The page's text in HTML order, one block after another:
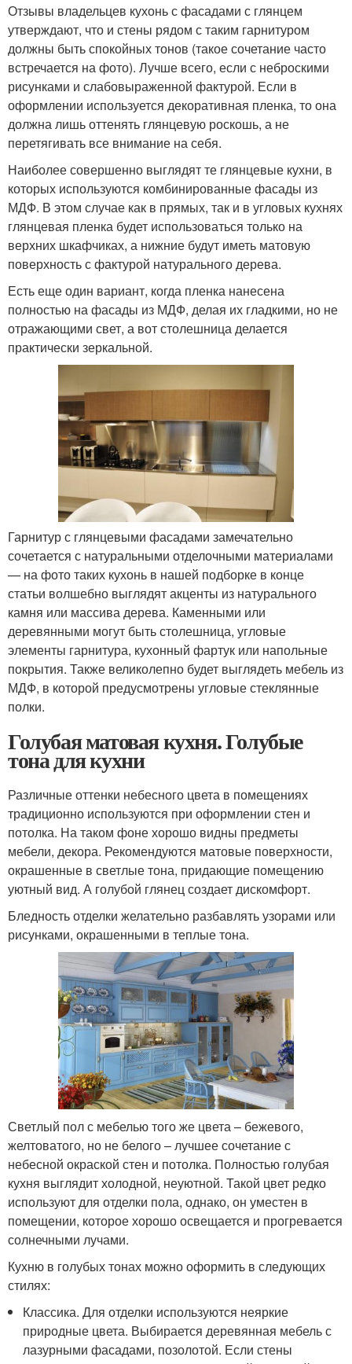
Отзывы владельцев кухонь с фасадами с глянцем
утверждают, что и стены рядом с таким гарнитуром
должны быть спокойных тонов (такое сочетание часто
встречается на фото). Лучше всего, если с неброскими
рисунками и слабовыраженной фактурой. Если в
оформлении используется декоративная пленка, то она
должна лишь оттенять глянцевую роскошь, а не
перетягивать все внимание на себя.
Наиболее совершенно выглядят те глянцевые кухни, в
которых используются комбинированные фасады из
МДФ. В этом случае как в прямых, так и в угловых кухнях
глянцевая пленка будет использоваться только на
верхних шкафчиках, а нижние будут иметь матовую
поверхность с фактурой натурального дерева.
Есть еще один вариант, когда пленка нанесена
полностью на фасады из МДФ, делая их гладкими, но не
отражающими свет, а вот столешница делается
практически зеркальной.
Гарнитур с глянцевыми фасадами замечательно
сочетается с натуральными отделочными материалами
— на фото таких кухонь в нашей подборке в конце
статьи волшебно выглядят акценты из натурального
камня или массива дерева. Каменными или
деревянными могут быть столешница, угловые
элементы гарнитура, кухонный фартук или напольные
покрытия. Также великолепно будет выглядеть мебель из
МДФ, в которой предусмотрены угловые стеклянные
полки.
Голубая матовая кухня. Голубые
тона для кухни
Различные оттенки небесного цвета в помещениях
традиционно используются при оформлении стен и
потолка. На таком фоне хорошо видны предметы
мебели, декора. Рекомендуются матовые поверхности,
окрашенные в светлые тона, придающие помещению
уютный вид. А голубой глянец создает дискомфорт.
Бледность отделки желательно разбавлять узорами или
рисунками, окрашенными в теплые тона.
Светлый пол с мебелью того же цвета – бежевого,
желтоватого, но не белого – лучшее сочетание с
небесной окраской стен и потолка. Полностью голубая
кухня выглядит холодной, неуютной. Такой цвет редко
используют для отделки пола, однако, он уместен в
помещении, которое хорошо освещается и прогревается
солнечными лучами.
Кухню в голубых тонах можно оформить в следующих
стилях:
Классика. Для отделки используются неяркие
природные цвета. Выбирается деревянная мебель с
лазурными фасадами, позолотой. Если стены